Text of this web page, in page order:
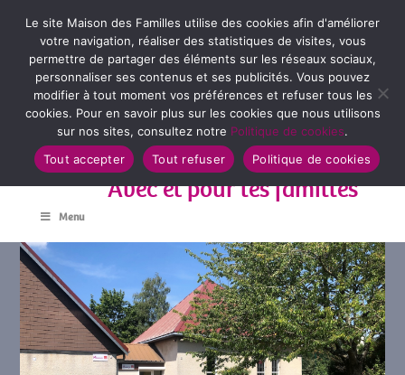
Avec et pour les familles
Menu
Le site Maison des Familles utilise des cookies afin d'améliorer
votre navigation, réaliser des statistiques de visites, vous
permettre de partager des éléments sur les réseaux sociaux,
personnaliser ses contenus et ses publicités. Vous pouvez
modifier à tout moment vos préférences et refuser tous les
cookies. Pour en savoir plus sur les cookies que nous utilisons
sur nos sites, consultez notre Politique de cookies.
Tout accepter
Tout refuser Politique de cookies